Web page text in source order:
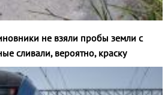
не взяли пробы земли с
сливали, вероятно, краску